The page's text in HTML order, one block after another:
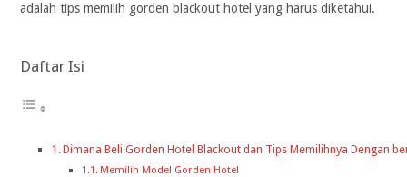
adalah tips memilih gorden blackout hotel yang harus diketahui.
Daftar Isi
Dimana Beli Gorden Hotel Blackout dan Tips Memilihnya Dengan
Memilih Model Gorden Hotel